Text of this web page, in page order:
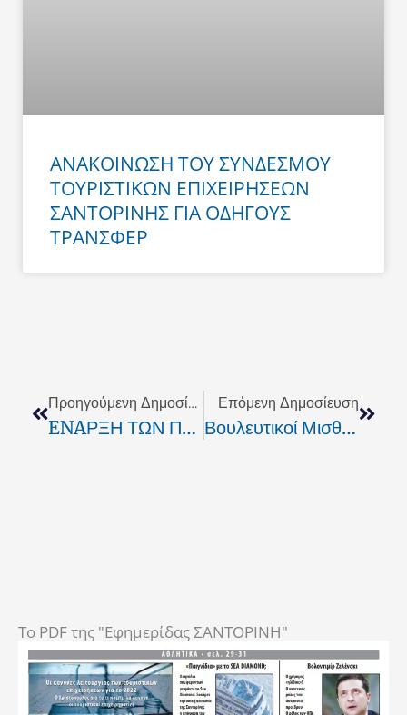
ΑΝΑΚΟΙΝΩΣΗ ΤΟΥ ΣΥΝΔΕΣΜΟΥ
ΤΟΥΡΙΣΤΙΚΩΝ ΕΠΙΧΕΙΡΗΣΕΩΝ
ΣΑΝΤΟΡΙΝΗΣ ΓΙΑ ΟΔΗΓΟΥΣ
ΤΡΑΝΣΦΕΡ
Προηγούμενη Δημοσίευση
ENAΡΞΗ ΤΩΝ ΠΑΝΕΛΛΗΝΙΩΝ ΕΞΕΤΑΣΕΩΝ ΣΤΙΣ 14 ΜΑΪΟΥ
Επόμενη Δημοσίευση
Βουλευτικοί Μισθοί Προβλέπονται Για Τους Νέους Περιφερειάρχες
To PDF της "Εφημερίδας ΣΑΝΤΟΡΙΝΗ"